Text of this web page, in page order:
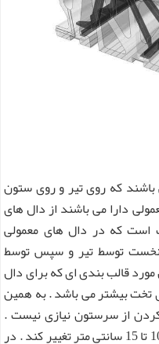
که روی تیر و روی ستون
دارا می باشند از دال های
است که در دال های معمولی
نخست توسط تیر و سپس توسط
قالب بندی ای که برای دال
تخت بیشتر می باشد . به همین
از سرستون نیازی نیست .
ضخامت دال های معمولی می تواند بین 10 تا 15 سانتی متر تغییر کند . در